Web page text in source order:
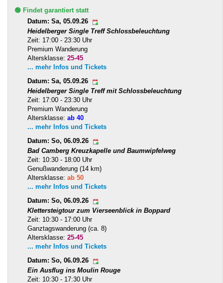
🟢 Findet garantiert statt
Datum: Sa, 05.09.26
Heidelberger Single Treff Schlossbeleuchtung
Zeit: 17:00 - 23:30 Uhr
Premium Wanderung
Altersklasse: 25-45
... mehr Infos und Tickets
Datum: Sa, 05.09.26
Heidelberger Single Treff mit Schlossbeleuchtung
Zeit: 17:00 - 23:30 Uhr
Premium Wanderung
Altersklasse: ab 40
... mehr Infos und Tickets
Datum: So, 06.09.26
Bad Camberg Kreuzkapelle und Baumwipfelweg
Zeit: 10:30 - 18:00 Uhr
Genußwanderung (14 km)
Altersklasse: ab 50
... mehr Infos und Tickets
Datum: So, 06.09.26
Klettersteigtour zum Vierseenblick in Boppard
Zeit: 10:30 - 17:00 Uhr
Ganztagswanderung (ca. 8)
Altersklasse: 25-45
... mehr Infos und Tickets
Datum: So, 06.09.26
Ein Ausflug ins Moulin Rouge
Zeit: 10:30 - 17:30 Uhr